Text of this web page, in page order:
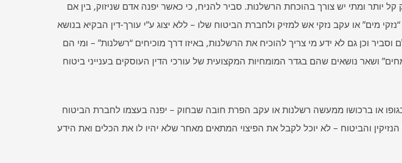
יותר ומתי יש צורך בהוכחת הרשלנות. סביר להניח, כי כאשר יפנה אדם שניזוק, בין אם
“נזקי מים” או עקב נזקי אש למזיק ולחברת הביטוח שלו – ללא יצוג ע”י עורך-דין הבקיא בנושא
וסביר וכן גם לא ידע מי צריך להוכיח את הרשלנות, באיזו דרך מוכיחים “רשלנות” – ומי הם
ושאר נושאים שהם בגדר המומחיות המקצועית של עורכי הדין העוסקים בענייני ביטוח
או ברכושו ממעשה רשלנות או עקב הפרת חובה שבחוק – יפנה בעצמו לחברת הביטוח
הנזיקין והביטוח – לא יוכל לקבל את הפיצוי המתאים מאחר שלא יהיו לו את הכלים ואת הידע